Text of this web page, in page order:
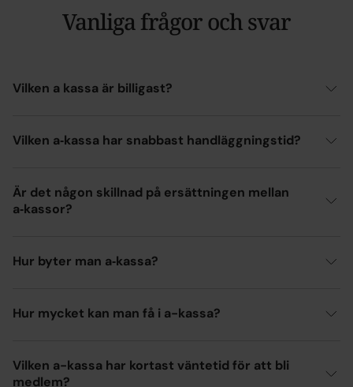
Vanliga frågor och svar
Vilken a kassa är billigast?
Vilken a‑kassa har snabbast handläggningstid?
Är det någon skillnad på ersättningen mellan
a‑kassor?
Hur byter man a‑kassa?
Hur mycket kan man få i a-kassa?
Vilken a-kassa har kortast väntetid för att bli
medlem?